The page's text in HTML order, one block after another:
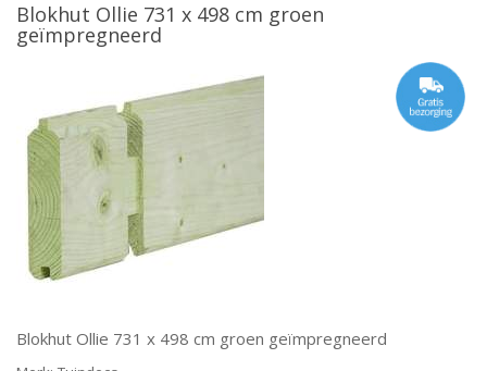
Blokhut Ollie 731 x 498 cm groen
geïmpregneerd
Blokhut Ollie 731 x 498 cm groen geïmpregneerd